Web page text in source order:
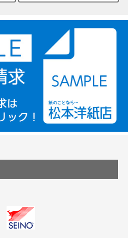
か
透明の商品はありますか
ールタイプはありますか？
装紙に適した紙はありますか？